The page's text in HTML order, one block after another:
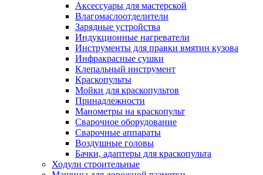
Аксессуары для мастерской
Влагомаслоотделители
Зарядные устройства
Индукционные нагреватели
Инструменты для правки вмятин кузова
Инфракрасные сушки
Клепальный инструмент
Краскопульты
Мойки для краскопультов
Принадлежности
Манометры на краскопульт
Сварочное оборудование
Сварочные аппараты
Воздушные головы
Бачки, адаптеры для краскопульта
Ходули строительные